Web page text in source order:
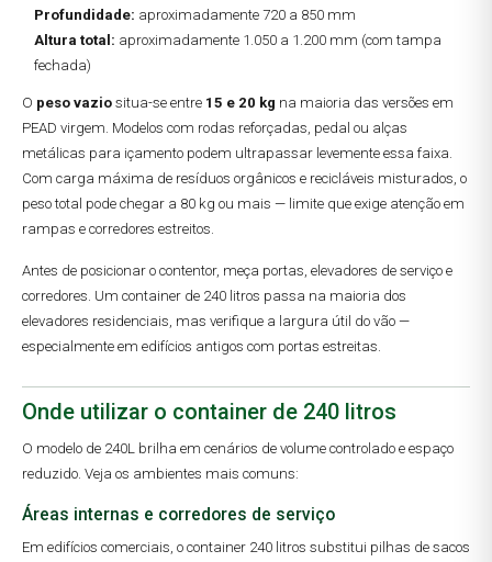
Profundidade: aproximadamente 720 a 850 mm
Altura total: aproximadamente 1.050 a 1.200 mm (com tampa
fechada)
O peso vazio situa-se entre 15 e 20 kg na maioria das versões em
PEAD virgem. Modelos com rodas reforçadas, pedal ou alças
metálicas para içamento podem ultrapassar levemente essa faixa.
Com carga máxima de resíduos orgânicos e recicláveis misturados, o
peso total pode chegar a 80 kg ou mais — limite que exige atenção em
rampas e corredores estreitos.
Antes de posicionar o contentor, meça portas, elevadores de serviço e
corredores. Um container de 240 litros passa na maioria dos
elevadores residenciais, mas verifique a largura útil do vão —
especialmente em edifícios antigos com portas estreitas.
Onde utilizar o container de 240 litros
O modelo de 240L brilha em cenários de volume controlado e espaço
reduzido. Veja os ambientes mais comuns:
Áreas internas e corredores de serviço
Em edifícios comerciais, o container 240 litros substitui pilhas de sacos